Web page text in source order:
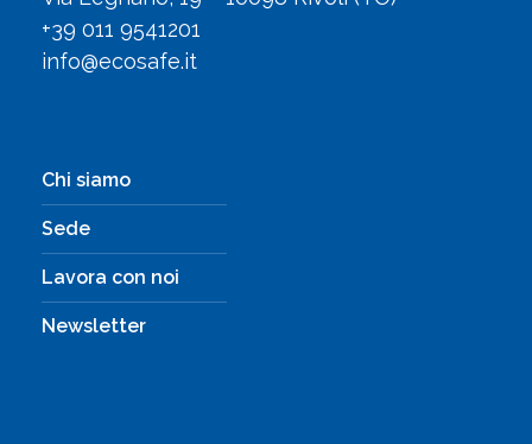
+39 011 9541201
info@ecosafe.it
Chi siamo
Sede
Lavora con noi
Newsletter